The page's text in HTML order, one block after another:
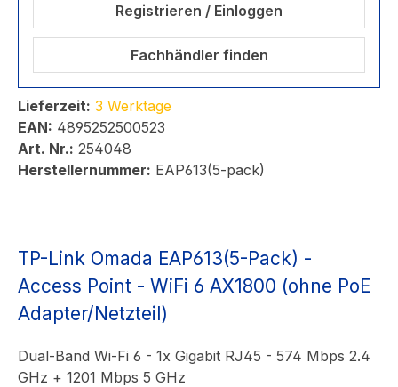
Registrieren / Einloggen
Fachhändler finden
Lieferzeit: 3 Werktage
EAN: 4895252500523
Art. Nr.: 254048
Herstellernummer: EAP613(5-pack)
TP-Link Omada EAP613(5-Pack) -
Access Point - WiFi 6 AX1800 (ohne PoE
Adapter/Netzteil)
Dual-Band Wi-Fi 6 - 1x Gigabit RJ45 - 574 Mbps 2.4
GHz + 1201 Mbps 5 GHz